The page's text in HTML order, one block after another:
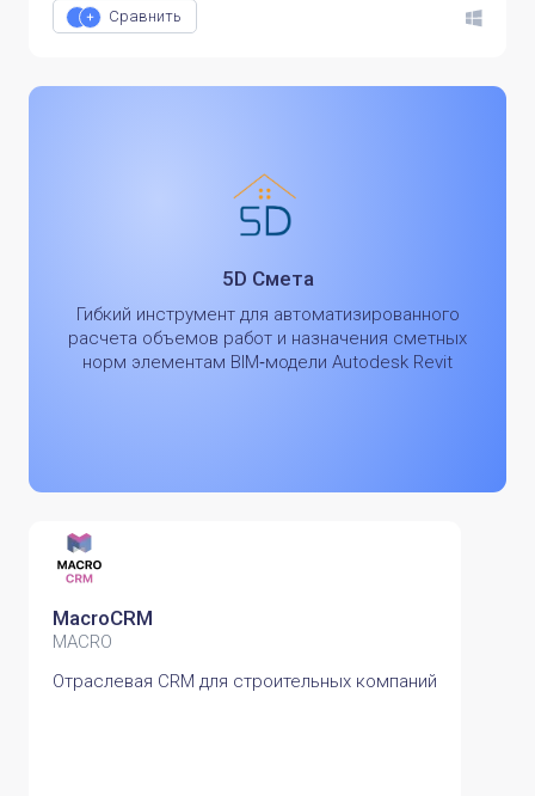
Сравнить
MacroCRM
MACRO
Отраслевая CRM для строительных компаний
5D Смета
Гибкий инструмент для автоматизированного
расчета объемов работ и назначения сметных
норм элементам BIM‑модели Autodesk Revit